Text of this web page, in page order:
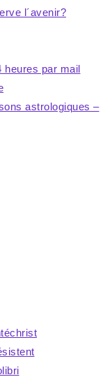
l´avenir?
heures par mail
astrologiques –